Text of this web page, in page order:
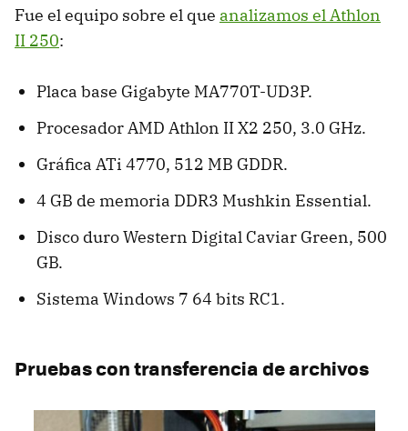
Fue el equipo sobre el que analizamos el Athlon
II 250:
Placa base Gigabyte MA770T-UD3P.
Procesador AMD Athlon II X2 250, 3.0 GHz.
Gráfica ATi 4770, 512 MB GDDR.
4 GB de memoria DDR3 Mushkin Essential.
Disco duro Western Digital Caviar Green, 500
GB.
Sistema Windows 7 64 bits RC1.
Pruebas con transferencia de archivos